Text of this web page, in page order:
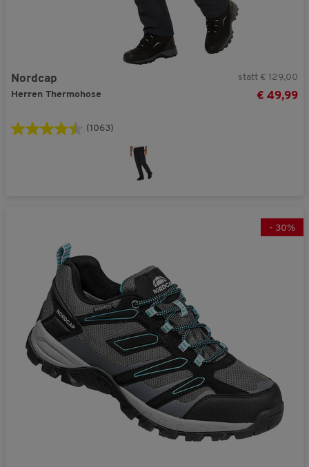
Nordcap
Herren Thermohose
statt € 129,00
€ 49,99
(1063)
- 30%